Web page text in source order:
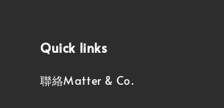
Quick links
聯絡Matter & Co.